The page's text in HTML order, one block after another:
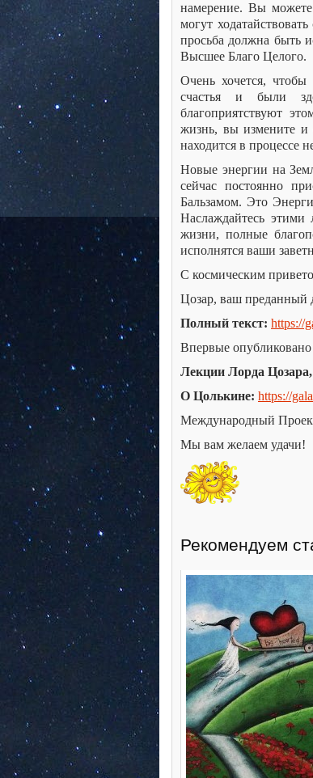
намерение. Вы можете
могут
просьба должна быть
Высшее Благо Целого.
Очень хочется,
счастья и были
благоприятствуют
жизнь, вы измените и
находится в процессе
Новые энергии на
сейчас постоянно
Бальзамом. Это
Наслаждайтесь
жизни, полные
исполнятся ваши
С космическим
Цозар, ваш преданный
Полный текст: https://
Впервые
Лекции Лорда
О Цолькине: https://
Международный
Мы вам желаем удачи!
Рекомендуем